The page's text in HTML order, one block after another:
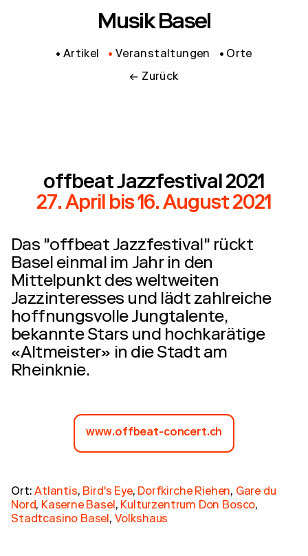
Musik Basel
Artikel Veranstaltungen Orte
← Zurück
offbeat Jazzfestival 2021
27. Aprilbis16. August 2021
Das "offbeat Jazzfestival" rückt
Basel einmal im Jahr in den
Mittelpunkt des weltweiten
Jazzinteresses und lädt zahlreiche
hoffnungsvolle Jungtalente,
bekannte Stars und hochkarätige
«Altmeister» in die Stadt am
Rheinknie.
www.offbeat-concert.ch
Ort:Atlantis, Bird's Eye, Dorfkirche Riehen, Gare du
Nord, Kaserne Basel, Kulturzentrum Don Bosco,
Stadtcasino Basel, Volkshaus